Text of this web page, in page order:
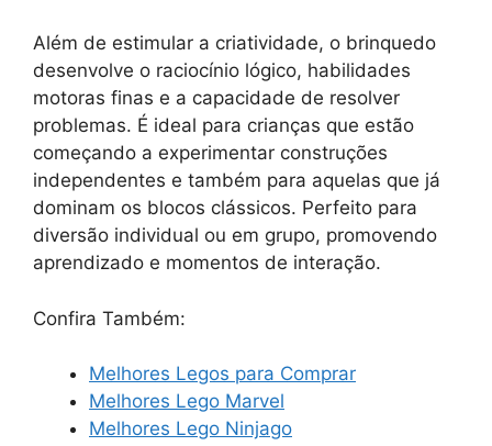
Além de estimular a criatividade, o brinquedo
desenvolve o raciocínio lógico, habilidades
motoras finas e a capacidade de resolver
problemas. É ideal para crianças que estão
começando a experimentar construções
independentes e também para aquelas que já
dominam os blocos clássicos. Perfeito para
diversão individual ou em grupo, promovendo
aprendizado e momentos de interação.
Confira Também:
Melhores Legos para Comprar
Melhores Lego Marvel
Melhores Lego Ninjago